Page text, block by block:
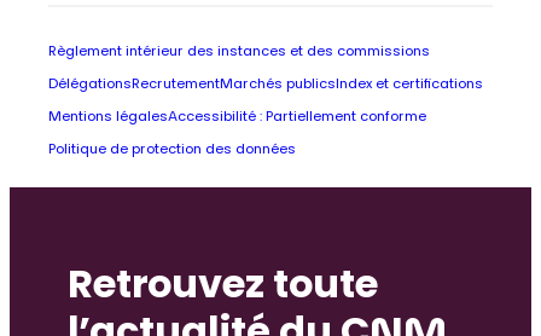
Règlement intérieur des instances et des commissions
DélégationsRecrutementMarchés publicsIndex et certifications
Mentions légalesAccessibilité : Partiellement conforme
Politique de protection des données
Retrouvez toute